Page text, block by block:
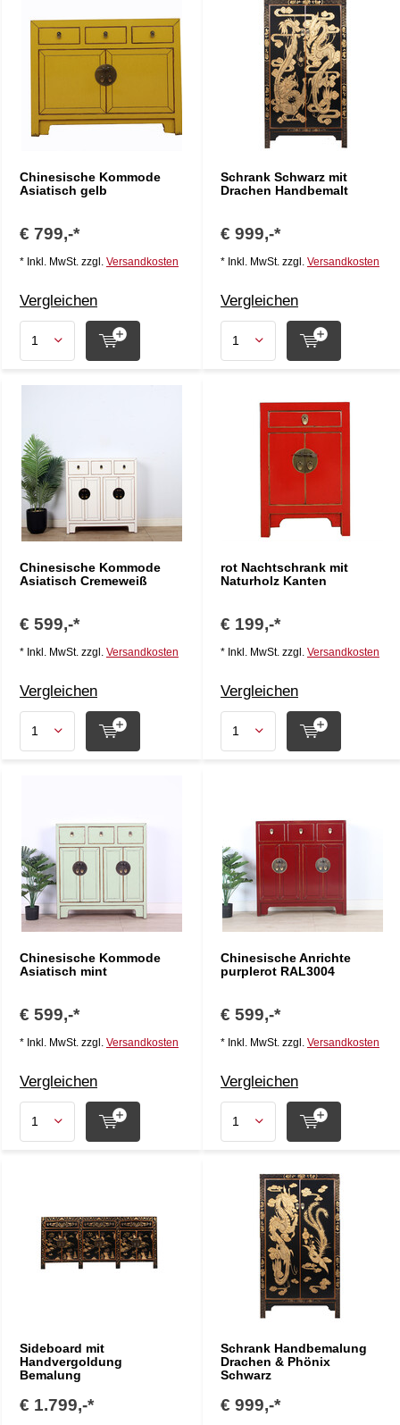
Chinesische Kommode
Asiatisch gelb
€ 799,-*
* Inkl. MwSt. zzgl. Versandkosten
Vergleichen
Schrank Schwarz mit
Drachen Handbemalt
€ 999,-*
* Inkl. MwSt. zzgl. Versandkosten
Vergleichen
Chinesische Kommode
Asiatisch Cremeweiß
€ 599,-*
* Inkl. MwSt. zzgl. Versandkosten
Vergleichen
rot Nachtschrank mit
Naturholz Kanten
€ 199,-*
* Inkl. MwSt. zzgl. Versandkosten
Vergleichen
Chinesische Kommode
Asiatisch mint
€ 599,-*
* Inkl. MwSt. zzgl. Versandkosten
Vergleichen
Chinesische Anrichte
purplerot RAL3004
€ 599,-*
* Inkl. MwSt. zzgl. Versandkosten
Vergleichen
Sideboard mit
Handvergoldung
Bemalung
€ 1.799,-*
Schrank Handbemalung
Drachen & Phönix
Schwarz
€ 999,-*